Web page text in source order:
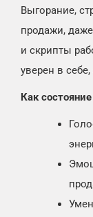
Выгорание,
продажи,
и скрипты
уверен в
Как